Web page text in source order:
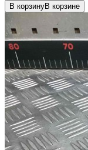
В корзинуВ корзине